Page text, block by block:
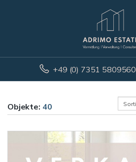
+49 (0) 7351 5809560
Objekte: 40